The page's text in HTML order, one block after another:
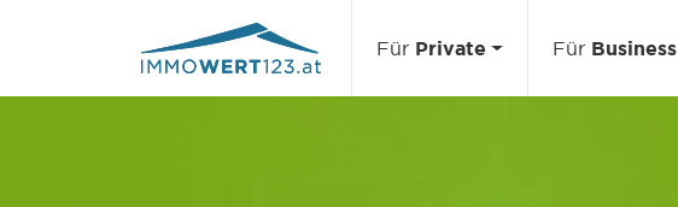
Für Private Für Business